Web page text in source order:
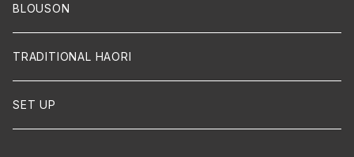
BLOUSON
TRADITIONAL HAORI
SET UP